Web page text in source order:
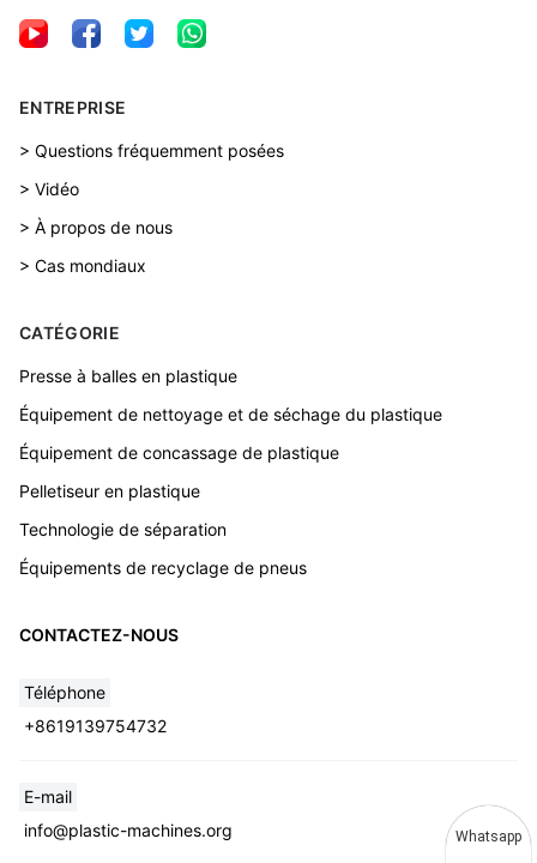
ENTREPRISE
> Questions fréquemment posées
> Vidéo
> À propos de nous
> Cas mondiaux
CATÉGORIE
Presse à balles en plastique
Équipement de nettoyage et de séchage du plastique
Équipement de concassage de plastique
Pelletiseur en plastique
Technologie de séparation
Équipements de recyclage de pneus
CONTACTEZ-NOUS
Téléphone
+8619139754732
E-mail
info@plastic-machines.org
Whatsapp